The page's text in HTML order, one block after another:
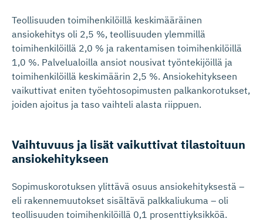
Teollisuuden toimihenkilöillä keskimääräinen
ansiokehitys oli 2,5 %, teollisuuden ylemmillä
toimihenkilöillä 2,0 % ja rakentamisen toimihenkilöillä
1,0 %. Palvelualoilla ansiot nousivat työntekijöillä ja
toimihenkilöillä keskimäärin 2,5 %. Ansiokehitykseen
vaikuttivat eniten työehtosopimusten palkankorotukset,
joiden ajoitus ja taso vaihteli alasta riippuen.
Vaihtuvuus ja lisät vaikuttivat tilastoituun
ansiokehi­tykseen
Sopimuskorotuksen ylittävä osuus ansiokehityksestä –
eli rakennemuutokset sisältävä palkkaliukuma – oli
teollisuuden toimihenkilöillä 0,1 prosenttiyksikköä.